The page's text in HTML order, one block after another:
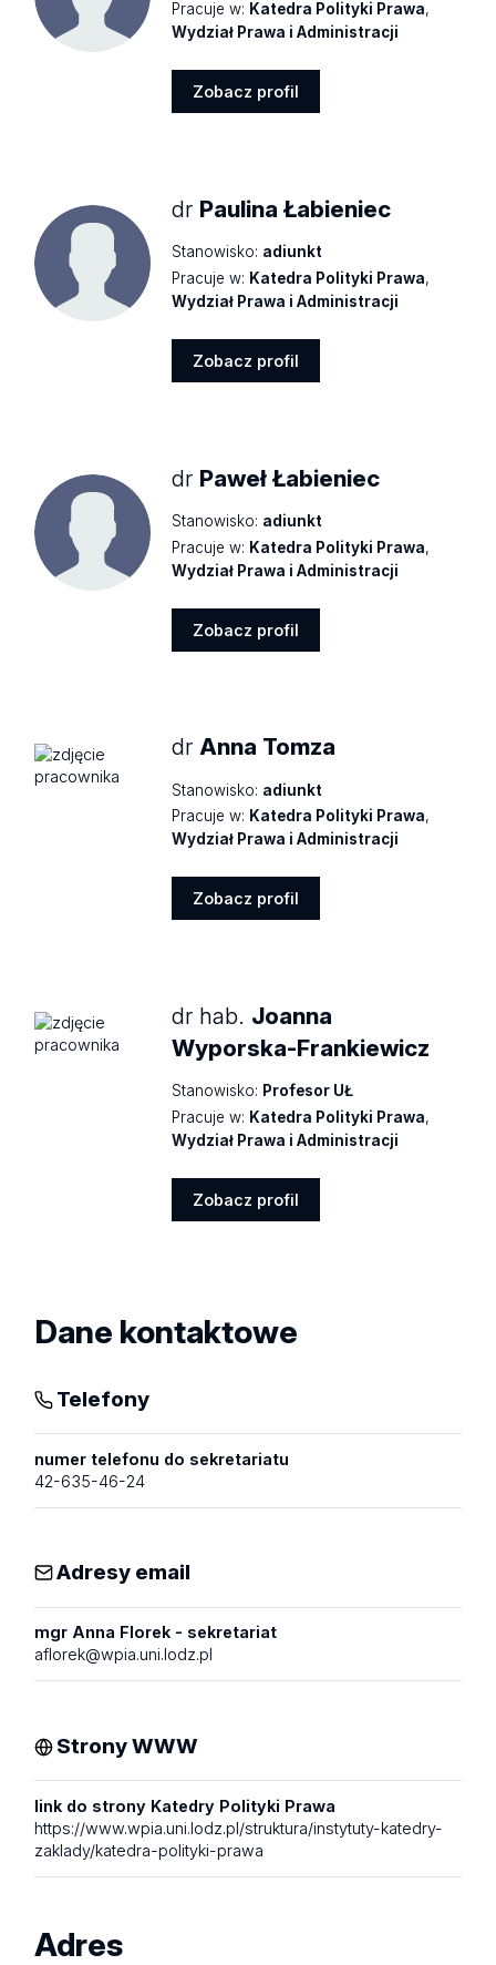
Pracuje w: Katedra Polityki Prawa,
Wydział Prawa i Administracji
Zobacz profil
dr Paulina Łabieniec
Stanowisko: adiunkt
Pracuje w: Katedra Polityki Prawa,
Wydział Prawa i Administracji
Zobacz profil
dr Paweł Łabieniec
Stanowisko: adiunkt
Pracuje w: Katedra Polityki Prawa,
Wydział Prawa i Administracji
Zobacz profil
drAnna Tomza
Stanowisko: adiunkt
Pracuje w: Katedra Polityki Prawa,
Wydział Prawa i Administracji
Zobacz profil
dr hab. Joanna
Wyporska-Frankiewicz
Stanowisko: Profesor UŁ
Pracuje w: Katedra Polityki Prawa,
Wydział Prawa i Administracji
Zobacz profil
Dane kontaktowe
Telefony
numer telefonu do sekretariatu
42-635-46-24
Adresy email
mgr Anna Florek - sekretariat
aflorek@wpia.uni.lodz.pl
Strony WWW
link do strony Katedry Polityki Prawa
https://www.wpia.uni.lodz.pl/struktura/instytuty-katedry-
zaklady/katedra-polityki-prawa
Adres